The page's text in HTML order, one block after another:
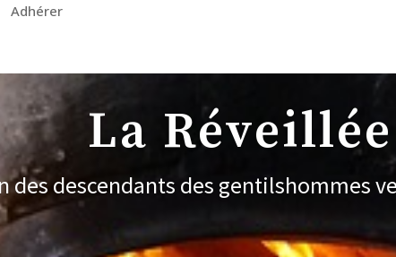
Adhérer
La Réveillée
des descendants des gentilshommes